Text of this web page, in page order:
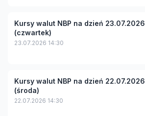
Kursy walut NBP na dzień 23.07.2026
(czwartek)
23.07.2026 14:30
Kursy walut NBP na dzień 22.07.2026
(środa)
22.07.2026 14:30